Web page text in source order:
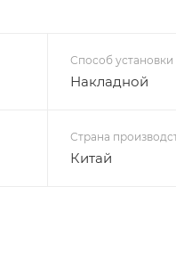
Способ установки
Накладной
Страна
Китай